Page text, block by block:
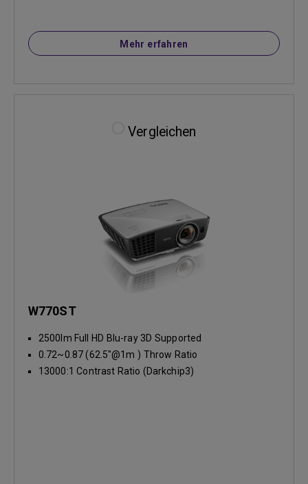
Mehr erfahren
Vergleichen
W770ST
2500lm Full HD Blu-ray 3D Supported
0.72~0.87 (62.5"@1m ) Throw Ratio
13000:1 Contrast Ratio (Darkchip3)